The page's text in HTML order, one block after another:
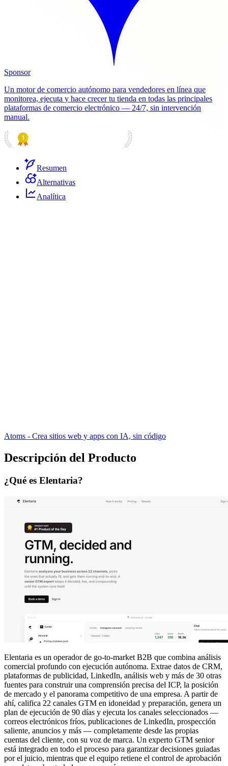
Sponsor
Un motor de comercio autónomo para vendedores en línea que
monitorea, ejecuta y hace crecer tu tienda en todas las principales
plataformas de comercio electrónico — 24/7, sin intervención
manual.
Resumen
Alternativas
Analítica
Atoms - Crea sitios web y apps con IA, sin código
Descripción del Producto
¿Qué es Elentaria?
Elentaria es un operador de go-to-market B2B que combina análisis
comercial profundo con ejecución autónoma. Extrae datos de CRM,
plataformas de publicidad, LinkedIn, análisis web y más de 30 otras
fuentes para construir una comprensión precisa del ICP, la posición
de mercado y el panorama competitivo de una empresa. A partir de
ahí, califica 22 canales GTM en idoneidad y preparación, genera un
plan de ejecución de 90 días y ejecuta los canales seleccionados —
correos electrónicos fríos, publicaciones de LinkedIn, prospección
saliente, anuncios y más — completamente desde las propias
cuentas del cliente, con su voz de marca. Un experto GTM senior
está integrado en todo el proceso para garantizar decisiones guiadas
por el juicio, mientras que el equipo retiene el control de aprobación